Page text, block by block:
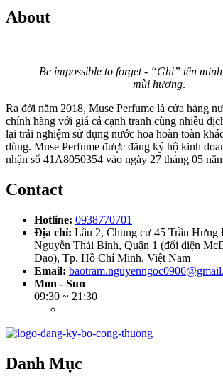
About
Be impossible to forget - “Ghi” tên
mùi hương.
Ra đời năm 2018, Muse Perfume là cửa hàng
chính hãng với giá cả cạnh tranh cùng nhiều
lại trải nghiệm sử dụng nước hoa hoàn toàn
dùng. Muse Perfume được đăng ký hộ kinh
nhận số 41A8050354 vào ngày 27 tháng 05
Contact
Hotline: 0938770701
Địa chỉ: Lầu 2, Chung cư 45 Trần Hưng
Nguyễn Thái Bình, Quận 1 (đối diện
Đạo), Tp. Hồ Chí Minh, Việt Nam
Email:
Mon - Sun
09:30 ~ 21:30
Danh Mục